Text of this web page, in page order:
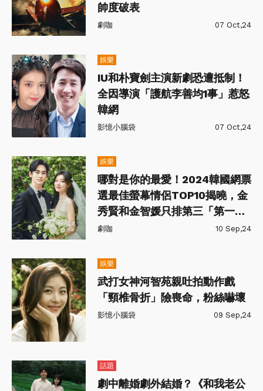
帥度破表
劇咖 07 Oct,24
娛樂
IU和朴寶劍主演新劇恐遭抵制！
全因導演「護航李善均1事」惹怒
韓網
影憶小腦袋 07 Oct,24
娛樂
哪對是你的最愛！2024韓國網票
選最佳螢幕情侶TOP10揭曉，金
秀賢和金智媛只排第三「第一
名」實至名歸！
劇咖 10 Sep,24
娛樂
武打女神河智苑親吐拍動作戲
「頸椎骨折」險喪命，粉絲嚇壞
影憶小腦袋 09 Sep,24
話題
劇中離婚劇外結婚？《和我老公